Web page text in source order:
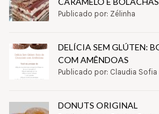
Publicado por: Zélinha
DELÍCIA SEM GLÚTEN:
COM AMÊNDOAS
Publicado por: Claudia Sofia
DONUTS ORIGINAL